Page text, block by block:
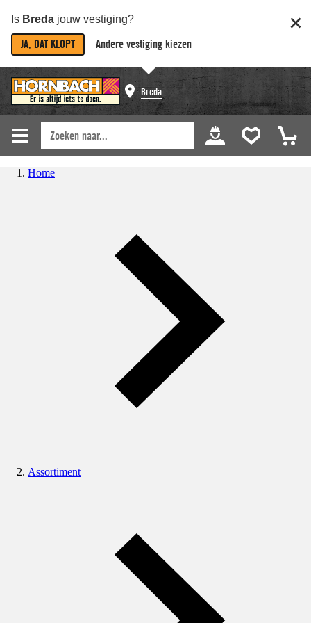
Is Breda jouw vestiging?
JA, DAT KLOPT Andere vestiging kiezen
Breda
Home
Assortiment